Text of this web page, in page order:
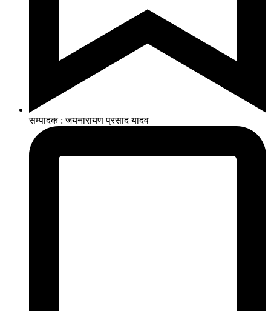
सम्पादक : जयनारायण प्रसाद यादव